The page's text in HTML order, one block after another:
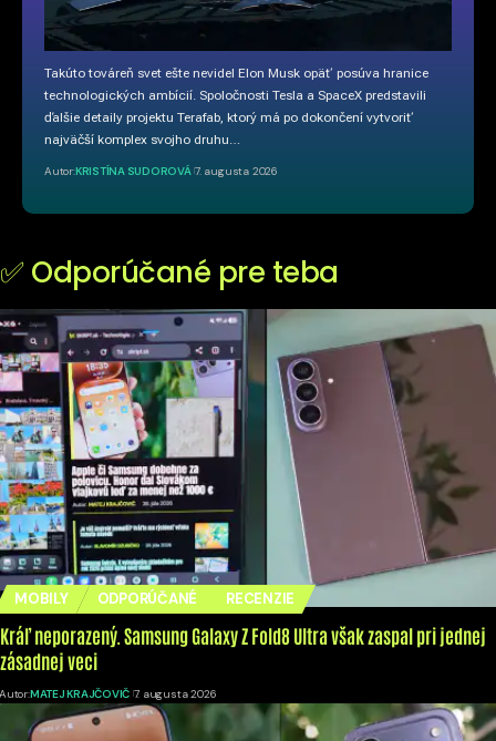
Takúto továreň svet ešte nevidel Elon Musk opäť posúva hranice
technologických ambícií. Spoločnosti Tesla a SpaceX predstavili
ďalšie detaily projektu Terafab, ktorý má po dokončení vytvoriť
najväčší komplex svojho druhu…
Autor:KRISTÍNA SUDOROVÁ 7. augusta 2026
✅ Odporúčané pre teba
MOBILY ODPORÚČANÉ RECENZIE
Kráľ neporazený. Samsung Galaxy Z Fold8 Ultra však zaspal pri jednej
zásadnej veci
Autor:MATEJ KRAJČOVIČ 7. augusta 2026